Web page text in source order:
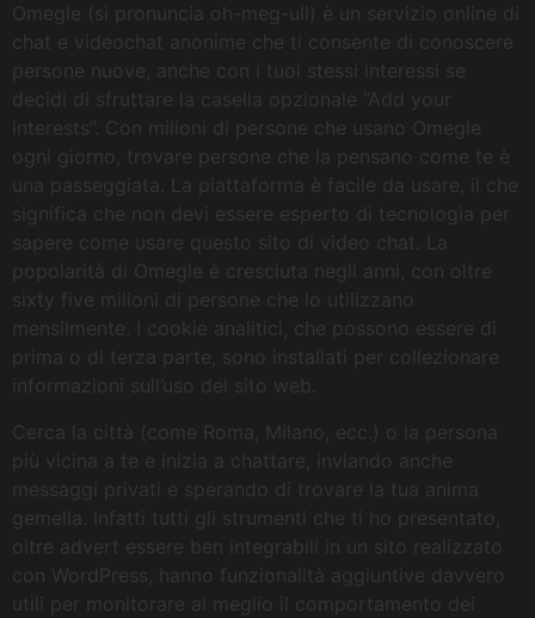
Omegle (si pronuncia oh-meg-ull) è un servizio online di
chat e videochat anonime che ti consente di conoscere
persone nuove, anche con i tuoi stessi interessi se
decidi di sfruttare la casella opzionale “Add your
interests”. Con milioni di persone che usano Omegle
ogni giorno, trovare persone che la pensano come te è
una passeggiata. La piattaforma è facile da usare, il che
significa che non devi essere esperto di tecnologia per
sapere come usare questo sito di video chat. La
popolarità di Omegle è cresciuta negli anni, con oltre
sixty five milioni di persone che lo utilizzano
mensilmente. I cookie analitici, che possono essere di
prima o di terza parte, sono installati per collezionare
informazioni sull’uso del sito web.
Cerca la città (come Roma, Milano, ecc.) o la persona
più vicina a te e inizia a chattare, inviando anche
messaggi privati e sperando di trovare la tua anima
gemella. Infatti tutti gli strumenti che ti ho presentato,
oltre advert essere ben integrabili in un sito realizzato
con WordPress, hanno funzionalità aggiuntive davvero
utili per monitorare al meglio il comportamento dei